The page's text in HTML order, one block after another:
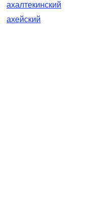
ахалтекинский
ахейский